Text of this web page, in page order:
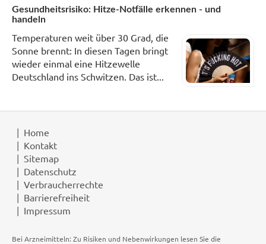
Gesundheitsrisiko: Hitze-Notfälle erkennen - und
handeln
Temperaturen weit über 30 Grad, die
Sonne brennt: In diesen Tagen bringt
wieder einmal eine Hitzewelle
Deutschland ins Schwitzen. Das ist...
Home
Kontakt
Sitemap
Datenschutz
Verbraucherrechte
Barrierefreiheit
Impressum
Bei Arzneimitteln: Zu Risiken und Nebenwirkungen lesen Sie die